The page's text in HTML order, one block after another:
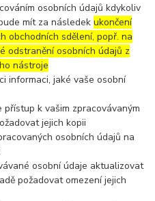
osobních údajů kdykoliv
mít za následekukončení
obchodních sdělení, popř. na
odstranění osobních údajů z
nástroje
informaci, jaké vaše osobní
přístup k vašim zpracovávaným
jejich kopii
osobních údajů na
osobní údaje aktualizovat
požadovat omezení jejich